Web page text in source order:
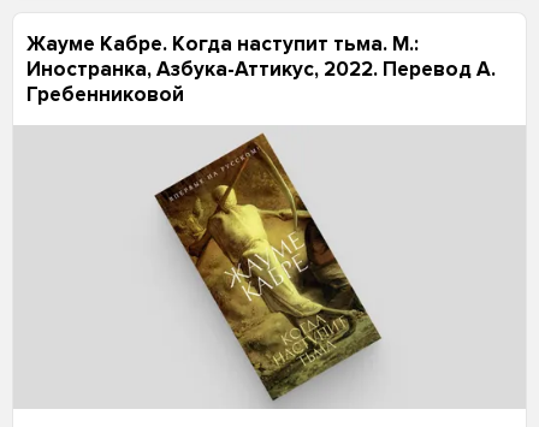
Жауме Кабре. Когда наступит тьма. М.:
Иностранка, Азбука-Аттикус, 2022. Перевод А.
Гребенниковой